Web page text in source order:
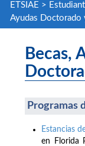
ETSIAE >
Ayudas Doctorado
Becas,
Programas
Estancias
en Florida